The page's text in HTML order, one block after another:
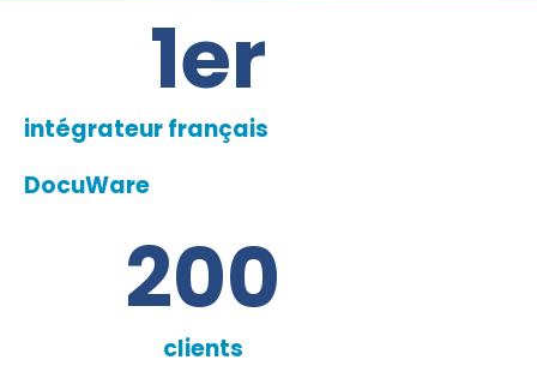
intégrateur français
DocuWare
1er
clients
200